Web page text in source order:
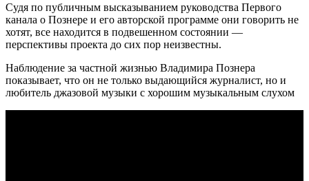
Судя по публичным высказыванием руководства Первого
канала о Познере и его авторской программе они говорить не
хотят, все находится в подвешенном состоянии —
перспективы проекта до сих пор неизвестны.
Наблюдение за частной жизнью Владимира Познера
показывает, что он не только выдающийся журналист, но и
любитель джазовой музыки с хорошим музыкальным слухом